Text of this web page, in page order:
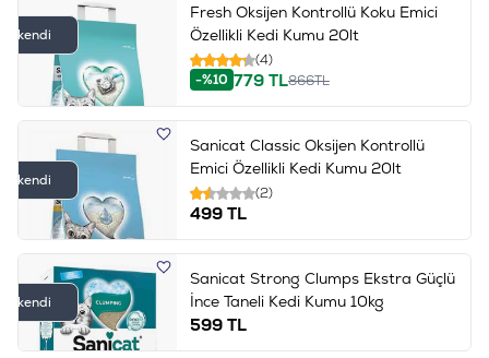
Tükendi
Fresh Oksijen Kontrollü Koku Emici
Özellikli Kedi Kumu 20lt
(4)
-%10 779TL866TL
Tükendi
Sanicat Classic Oksijen Kontrollü
Emici Özellikli Kedi Kumu 20lt
(2)
499TL
Tükendi
Sanicat Strong Clumps Ekstra Güçlü
İnce Taneli Kedi Kumu 10kg
599TL